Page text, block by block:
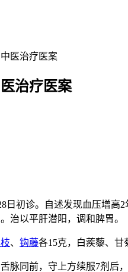
医治疗医案
治疗医案
日初诊。自述发现血压增
治以平肝潜阳，调和脾胃。
、 钩藤各15克，白蒺藜、甘
脉同前，守上方续服7剂后